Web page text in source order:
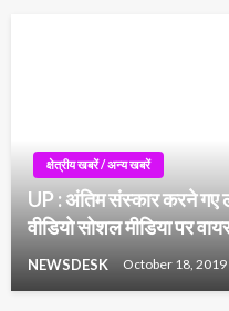
क्षेत्रीय खबरें / अन्य खबरें
UP : अंतिम संस्कार करने गए
वीडियो सोशल मीडिया पर
NEWSDESK October 18, 2019